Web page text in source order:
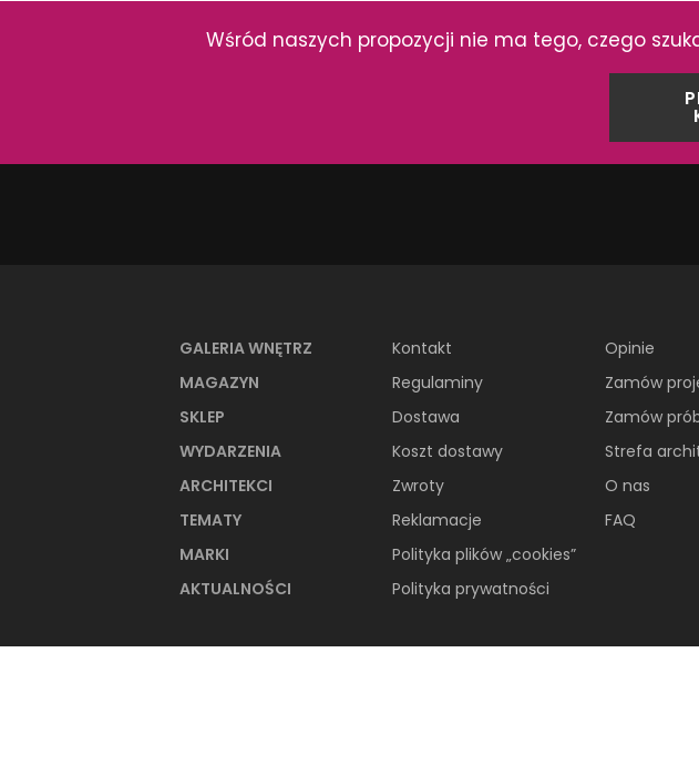
PRODUKTY Z KOLEKCJI
Wśród naszych propozycji nie ma tego, czego
GALERIA WNĘTRZ
MAGAZYN
SKLEP
WYDARZENIA
ARCHITEKCI
TEMATY
MARKI
AKTUALNOŚCI
Kontakt
Regulaminy
Dostawa
Koszt dostawy
Zwroty
Reklamacje
Polityka plików „cookies”
Polityka prywatności
Opinie
Zamów
Zamów
Strefa
O nas
FAQ